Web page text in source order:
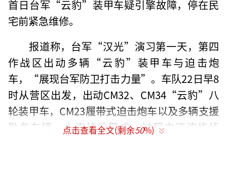
首日台军“云豹”装甲车疑引擎故障，停在民
宅前紧急维修。
报道称，台军“汉光”演习第一天，第四
作战区出动多辆“云豹”装甲车与迫击炮
车，“展现台军防卫打击力量”。车队22日早8
时从营区出发，出动CM32、CM34“云豹”八
轮装甲车，CM23履带式迫击炮车以及多辆支援
勤务车辆，士官持枪警戒，过程中还演练侦
点击查看全文(剩余50%)